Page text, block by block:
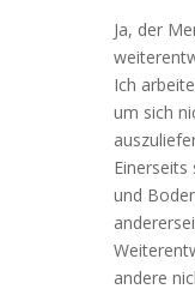
Ja, der
Ich
um sich
und
andere